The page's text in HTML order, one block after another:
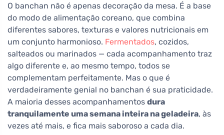
O banchan não é apenas decoração da mesa. É a base
do modo de alimentação coreano, que combina
diferentes sabores, texturas e valores nutricionais em
um conjunto harmonioso. Fermentados, cozidos,
salteados ou marinados — cada acompanhamento traz
algo diferente e, ao mesmo tempo, todos se
complementam perfeitamente. Mas o que é
verdadeiramente genial no banchan é sua praticidade.
A maioria desses acompanhamentos dura
tranquilamente uma semana inteira na geladeira, às
vezes até mais, e fica mais saboroso a cada dia.